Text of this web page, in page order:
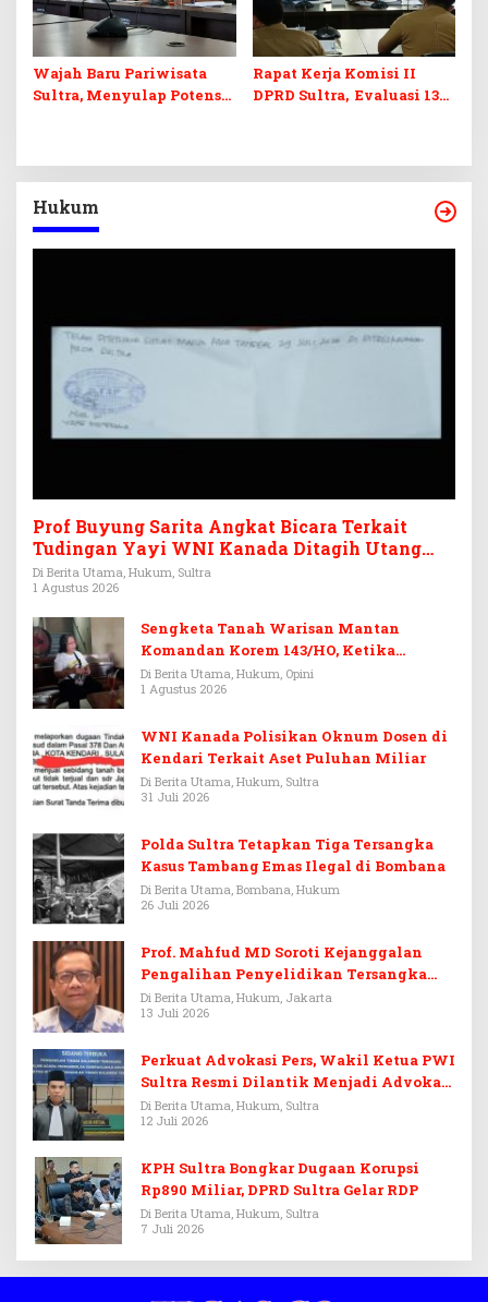
Wajah Baru Pariwisata
Sultra, Menyulap Potensi
Rapat Kerja Komisi II
DPRD Sultra, Evaluasi 13
Hukum
Prof Buyung Sarita Angkat Bicara Terkait
Tudingan Yayi WNI Kanada Ditagih Utang
Rp3,6 Miliar
Di Berita Utama, Hukum, Sultra
1 Agustus 2026
Sengketa Tanah Warisan Mantan
Komandan Korem 143/HO, Ketika
Warisan Menjadi Arena Pemerasan
Di Berita Utama, Hukum, Opini
1 Agustus 2026
WNI Kanada Polisikan Oknum Dosen di
Kendari Terkait Aset Puluhan Miliar
Di Berita Utama, Hukum, Sultra
31 Juli 2026
Polda Sultra Tetapkan Tiga Tersangka
Kasus Tambang Emas Ilegal di Bombana
Di Berita Utama, Bombana, Hukum
26 Juli 2026
Prof. Mahfud MD Soroti Kejanggalan
Pengalihan Penyelidikan Tersangka
Febrie Adriansyah
Di Berita Utama, Hukum, Jakarta
13 Juli 2026
Perkuat Advokasi Pers, Wakil Ketua PWI
Sultra Resmi Dilantik Menjadi Advokat
PERADI
Di Berita Utama, Hukum, Sultra
12 Juli 2026
KPH Sultra Bongkar Dugaan Korupsi
Rp890 Miliar, DPRD Sultra Gelar RDP
Di Berita Utama, Hukum, Sultra
7 Juli 2026